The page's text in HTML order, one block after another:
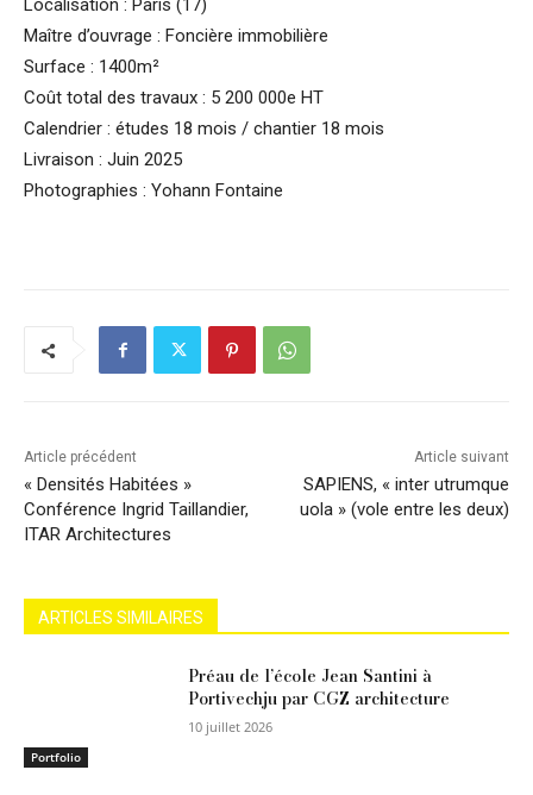
Localisation : Paris (17)
Maître d’ouvrage : Foncière immobilière
Surface : 1400m²
Coût total des travaux : 5 200 000e HT
Calendrier : études 18 mois / chantier 18 mois
Livraison : Juin 2025
Photographies : Yohann Fontaine
Article précédent
« Densités Habitées »
Conférence Ingrid Taillandier,
ITAR Architectures
Article suivant
SAPIENS, « inter utrumque
uola » (vole entre les deux)
ARTICLES SIMILAIRES
Portfolio
Préau de l’école Jean Santini à
Portivechju par CGZ architecture
10 juillet 2026